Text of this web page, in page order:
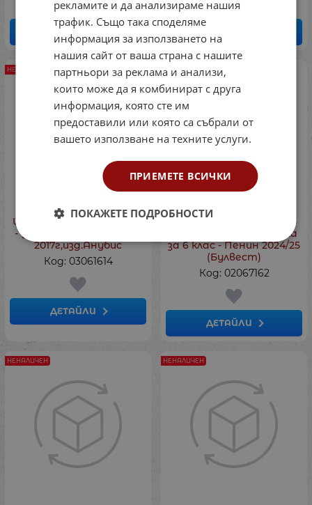
ДЕТАЙЛИ
Инф.Технологии Петров
- Учебник за 6клас + CD,
2017г,изд.Анубис
Код: 03061614
ДЕТАЙЛИ
НЕНАЛИЧЕН
Учебна тетрадка по
география и икономика
за 6 клас - Пенин 2024/25
(Булвест)
Код: 02067162
ДЕТАЙЛИ
НЕНАЛИЧЕН
НЕНАЛИЧЕН НЕНАЛИЧЕН
рекламите и да анализираме нашия
трафик. Също така споделяме
информация за използването на
нашия сайт от ваша страна с нашите
партньори за реклама и анализи,
които може да я комбинират с друга
информация, която сте им
предоставили или която са събрали от
вашето използване на техните услуги.
ПРИЕМЕТЕ ВСИЧКИ
ПОКАЖЕТЕ ПОДРОБНОСТИ